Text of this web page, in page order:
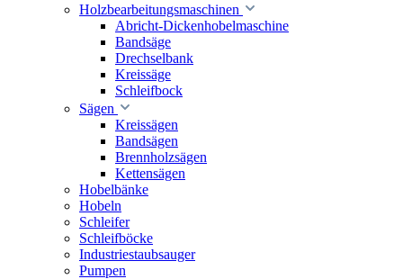
Holzbearbeitungsmaschinen
Abricht-Dickenhobelmaschine
Bandsäge
Drechselbank
Kreissäge
Schleifbock
Sägen
Kreissägen
Bandsägen
Brennholzsägen
Kettensägen
Hobelbänke
Hobeln
Schleifer
Schleifböcke
Industriestaubsauger
Pumpen